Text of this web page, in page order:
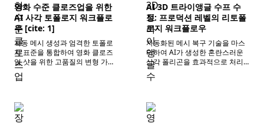
영화 수준 클로즈업을 위한
AI 사각 토폴로지 워크플로
우 [cite: 1]
자동 메시 생성과 엄격한 토폴로
지 표준을 통합하여 영화 클로즈
업 샷을 위한 고품질의 변형 가능
한 사각 폴리곤 모델을 구축하고,
시각 효과의 전문적인 표현을 보
AI 3D 트라이앵글 수프 수
정: 프로덕션 레벨의 리토폴
로지 워크플로우
자동화된 메시 복구 기술을 마스
터하여 AI가 생성한 혼란스러운
삼각 폴리곤을 효과적으로 처리
하고, 후속 골격 리깅 및 애니메이
션 프로세스를 위한 탄탄한 지오